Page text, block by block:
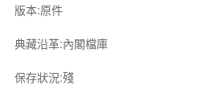
版本:原件
典藏沿革:內閣檔庫
保存狀況:殘